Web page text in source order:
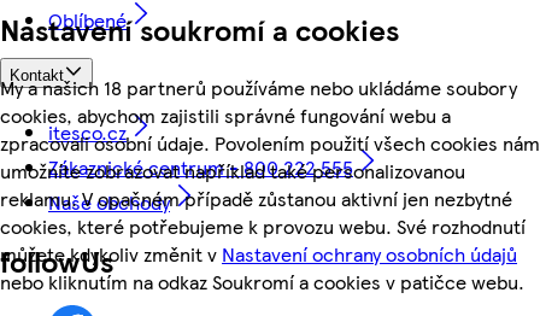
Nastavení soukromí a cookies
My a našich 18 partnerů používáme nebo ukládáme soubory
cookies, abychom zajistili správné fungování webu a
zpracovali osobní údaje. Povolením použití všech cookies nám
umožníte zobrazovat například také personalizovanou
reklamu. V opačném případě zůstanou aktivní jen nezbytné
cookies, které potřebujeme k provozu webu. Své rozhodnutí
můžete kdykoliv změnit v Nastavení ochrany osobních údajů
nebo kliknutím na odkaz Soukromí a cookies v patičce webu.
Oblíbené
Kontakt
itesco.cz
Zákaznické centrum - 800 222 555
Naše obchody
followUs